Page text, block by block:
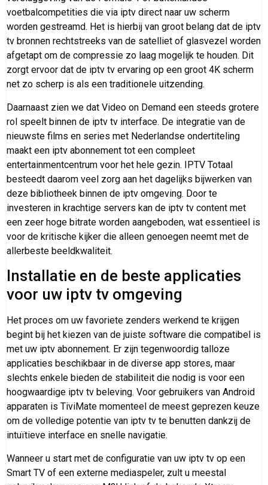
voetbalcompetities die via iptv direct naar uw scherm
worden gestreamd. Het is hierbij van groot belang dat de iptv
tv bronnen rechtstreeks van de satelliet of glasvezel worden
afgetapt om de compressie zo laag mogelijk te houden. Dit
zorgt ervoor dat de iptv tv ervaring op een groot 4K scherm
net zo scherp is als een traditionele uitzending.
Daarnaast zien we dat Video on Demand een steeds grotere
rol speelt binnen de iptv tv interface. De integratie van de
nieuwste films en series met Nederlandse ondertiteling
maakt een iptv abonnement tot een compleet
entertainmentcentrum voor het hele gezin. IPTV Totaal
besteedt daarom veel zorg aan het dagelijks bijwerken van
deze bibliotheek binnen de iptv omgeving. Door te
investeren in krachtige servers kan de iptv tv content met
een zeer hoge bitrate worden aangeboden, wat essentieel is
voor de kritische kijker die alleen genoegen neemt met de
allerbeste beeldkwaliteit.
Installatie en de beste applicaties
voor uw iptv tv omgeving
Het proces om uw favoriete zenders werkend te krijgen
begint bij het kiezen van de juiste software die compatibel is
met uw iptv abonnement. Er zijn tegenwoordig talloze
applicaties beschikbaar in de diverse app stores, maar
slechts enkele bieden de stabiliteit die nodig is voor een
hoogwaardige iptv tv beleving. Voor gebruikers van Android
apparaten is TiviMate momenteel de meest geprezen keuze
om de volledige potentie van iptv tv te benutten dankzij de
intuïtieve interface en snelle navigatie.
Wanneer u start met de configuratie van uw iptv tv op een
Smart TV of een externe mediaspeler, zult u meestal